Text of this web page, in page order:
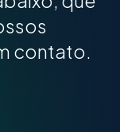
contato.